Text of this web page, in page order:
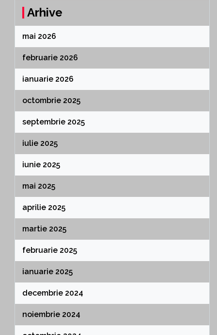
Arhive
mai 2026
februarie 2026
ianuarie 2026
octombrie 2025
septembrie 2025
iulie 2025
iunie 2025
mai 2025
aprilie 2025
martie 2025
februarie 2025
ianuarie 2025
decembrie 2024
noiembrie 2024